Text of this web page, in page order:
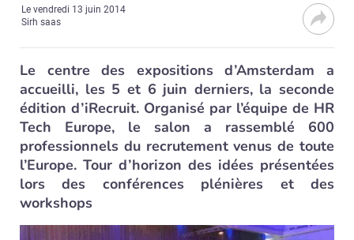
Levendredi 13 juin 2014
Sirh saas
Le centre des expositions d’Amsterdam a
accueilli, les 5 et 6 juin derniers, la seconde
édition d’iRecruit. Organisé par l’équipe de HR
Tech Europe, le salon a rassemblé 600
professionnels du recrutement venus de toute
l’Europe. Tour d’horizon des idées présentées
lors des conférences plénières et des
workshops